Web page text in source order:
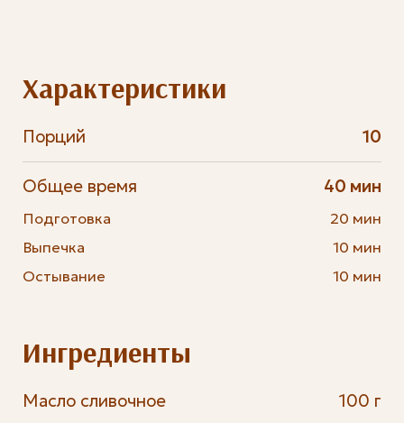
Характеристики
Порций 10
Общее время
Подготовка
Выпечка
Остывание
40 мин
20 мин
10 мин
10 мин
Ингредиенты
Масло сливочное 100 г